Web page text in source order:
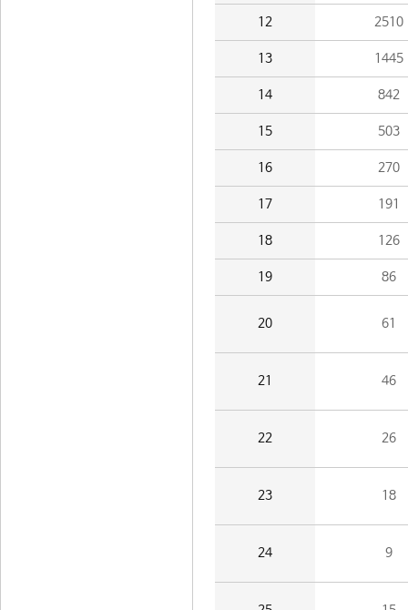
12 2510
13 1445
14 842
15 503
16 270
17 191
18 126
19 86
20 61
21 46
22 26
23 18
24 9